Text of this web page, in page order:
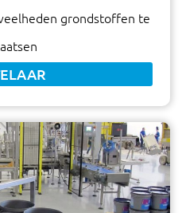
grondstoffen te